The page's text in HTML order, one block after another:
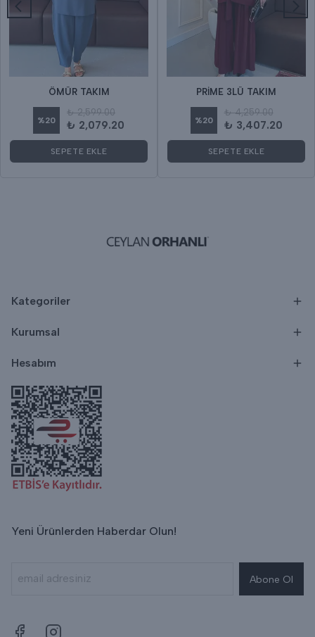
ÖMÜR TAKIM
%20
₺ 2,599.00
₺ 2,079.20
SEPETE EKLE
PRİME 3LÜ TAKIM
%20
₺ 4,259.00
₺ 3,407.20
SEPETE EKLE
Kategoriler
Kurumsal
Hesabım
Yeni Ürünlerden Haberdar Olun!
Abone Ol